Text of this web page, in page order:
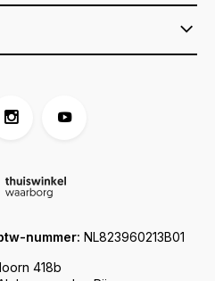
418b
nummer: NL823960213B01